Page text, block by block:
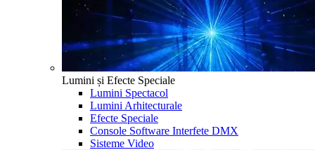
Lumini și Efecte Speciale
Lumini Spectacol
Lumini Arhitecturale
Efecte Speciale
Console Software Interfete DMX
Sisteme Video